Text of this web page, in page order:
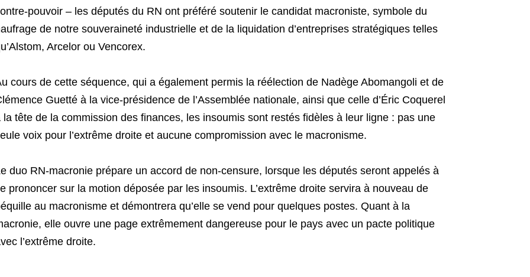
pouvoir – les députés du RN ont préféré soutenir le candidat macroniste, symbole du
de notre souveraineté industrielle et de la liquidation d’entreprises stratégiques telles
Arcelor ou Vencorex.
cours de cette séquence, qui a également permis la réélection de Nadège Abomangoli et de
Guetté à la vice-présidence de l’Assemblée nationale, ainsi que celle d’Éric Coquerel
la tête de la commission des finances, les insoumis sont restés fidèles à leur ligne : pas une
voix pour l’extrême droite et aucune compromission avec le macronisme.
duo RN-macronie prépare un accord de non-censure, lorsque les députés seront appelés à
prononcer sur la motion déposée par les insoumis. L’extrême droite servira à nouveau de
au macronisme et démontrera qu’elle se vend pour quelques postes. Quant à la
elle ouvre une page extrêmement dangereuse pour le pays avec un pacte politique
l’extrême droite.